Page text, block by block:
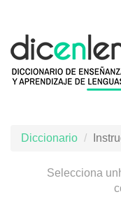
contido
principal
Diccionario
Selecciona